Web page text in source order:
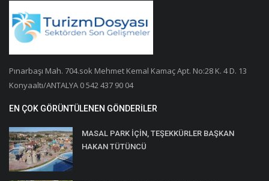
Pınarbaşı Mah. 704.sok Mehmet Kemal Kamaç Apt. No:28 K. 4 D. 13
Konyaaltı/ANTALYA 0 542 437 90 04
EN ÇOK GÖRÜNTÜLENEN GÖNDERILER
MASAL PARK İÇİN, TEŞEKKÜRLER BAŞKAN
HAKAN TÜTÜNCÜ